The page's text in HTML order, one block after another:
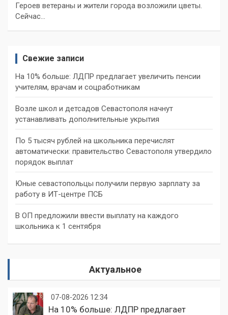
Героев ветераны и жители города возложили цветы.
Сейчас…
Свежие записи
На 10% больше: ЛДПР предлагает увеличить пенсии
учителям, врачам и соцработникам
Возле школ и детсадов Севастополя начнут
устанавливать дополнительные укрытия
По 5 тысяч рублей на школьника перечислят
автоматически: правительство Севастополя утвердило
порядок выплат
Юные севастопольцы получили первую зарплату за
работу в ИТ-центре ПСБ
В ОП предложили ввести выплату на каждого
школьника к 1 сентября
Актуальное
07-08-2026 12:34
На 10% больше: ЛДПР предлагает